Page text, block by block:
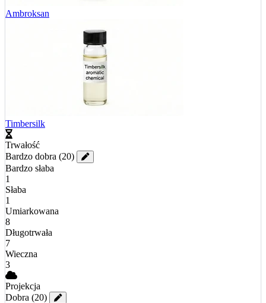
Ambroksan
Timbersilk
Trwałość
Bardzo dobra (20)
Bardzo słaba
1
Słaba
1
Umiarkowana
8
Długotrwała
7
Wieczna
3
Projekcja
Dobra (20)